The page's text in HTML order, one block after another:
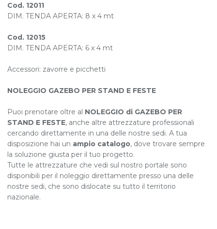
Cod. 12011
DIM. TENDA APERTA: 8 x 4 mt
Cod. 12015
DIM. TENDA APERTA: 6 x 4 mt
Accessori: zavorre e picchetti
NOLEGGIO GAZEBO PER STAND E FESTE
Puoi prenotare oltre al NOLEGGIO di GAZEBO PER
STAND E FESTE, anche altre attrezzature professionali
cercando direttamente in una delle nostre sedi. A tua
disposizione hai un ampio catalogo, dove trovare sempre
la soluzione giusta per il tuo progetto.
Tutte le attrezzature che vedi sul nostro portale sono
disponibili per il noleggio direttamente presso una delle
nostre sedi, che sono dislocate su tutto il territorio
nazionale.